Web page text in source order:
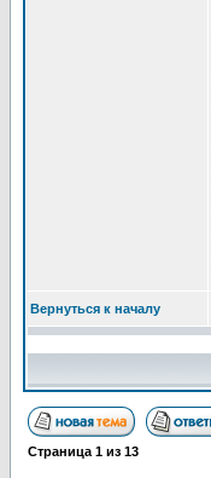
Вернуться к началу
Страница 1 из 13